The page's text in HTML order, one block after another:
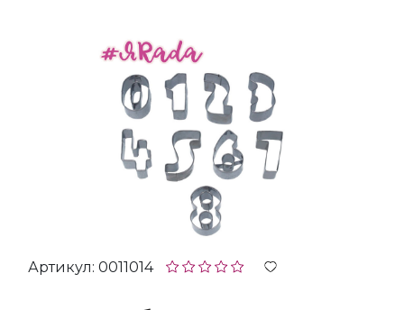
Артикул: 0011014